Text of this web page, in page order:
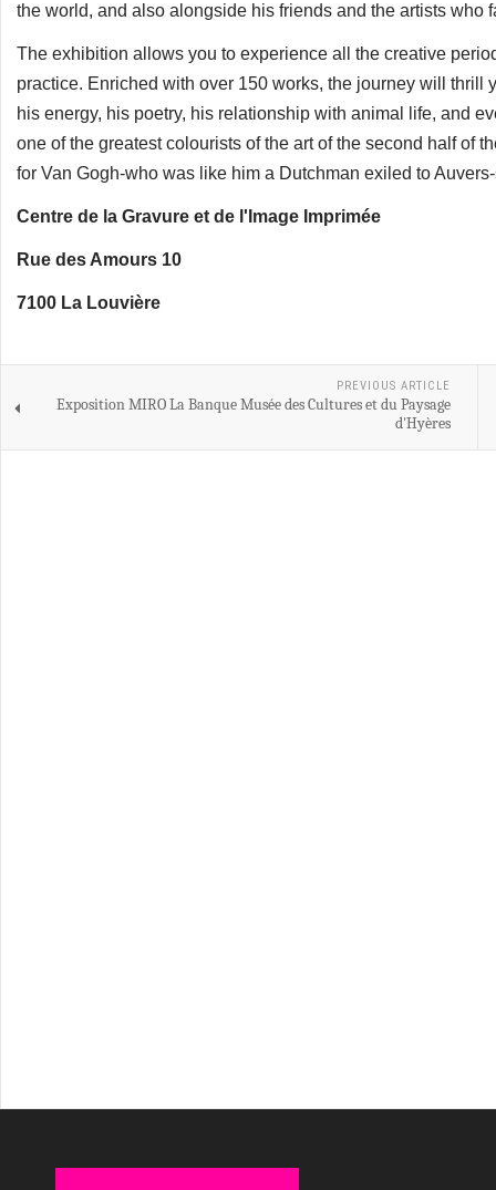
the world, and also alongside his friends and the artists who
The exhibition allows you to experience all the creative
practice. Enriched with over 150 works, the journey will
his energy, his poetry, his relationship with animal life, and
one of the greatest colourists of the art of the second half of
for Van Gogh-who was like him a Dutchman exiled to
Centre de la Gravure et de l'Image Imprimée
Rue des Amours 10
7100 La Louvière
PREVIOUS ARTICLE
Exposition MIRO La Banque Musée des Cultures et du Paysage
d'Hyères